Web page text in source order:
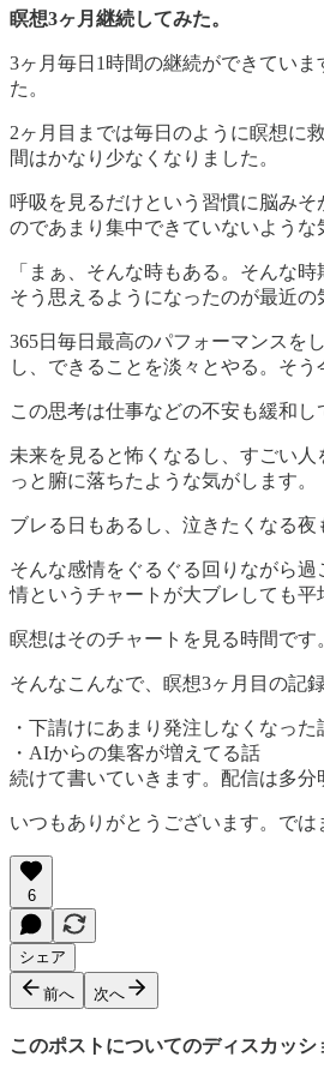
瞑想3ヶ月継続してみた。
3ヶ月毎日1時間の継続ができてい
た。
2ヶ月目までは毎日のように瞑想に
間はかなり少なくなりました。
呼吸を見るだけという習慣に脳み
のであまり集中できていないような
「まぁ、そんな時もある。そんな時
そう思えるようになったのが最近の
365日毎日最高のパフォーマンスを
し、できることを淡々とやる。そう
この思考は仕事などの不安も緩和し
未来を見ると怖くなるし、すごい
っと腑に落ちたような気がします。
ブレる日もあるし、泣きたくなる
そんな感情をぐるぐる回りながら
情というチャートが大ブレしても平
瞑想はそのチャートを見る時間です
そんなこんなで、瞑想3ヶ月目の記録
・下請けにあまり発注しなくなった
・AIからの集客が増えてる話
続けて書いていきます。配信は多分
いつもありがとうございます。では
6
シェア
前へ 次へ
このポストについてのディスカッシ